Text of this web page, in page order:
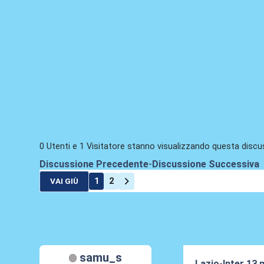
0 Utenti e 1 Visitatore stanno visualizzando questa
Discussione Precedente- Discussione Successiva
VAI GIÙ 1 2
samu_s